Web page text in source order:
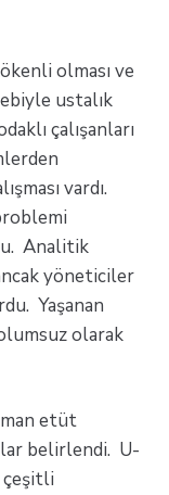
olması ve
ustalık
çalışanları
vardı.
Analitik
yöneticiler
Yaşanan
olarak
etüt
belirlendi. U-
çeşitli